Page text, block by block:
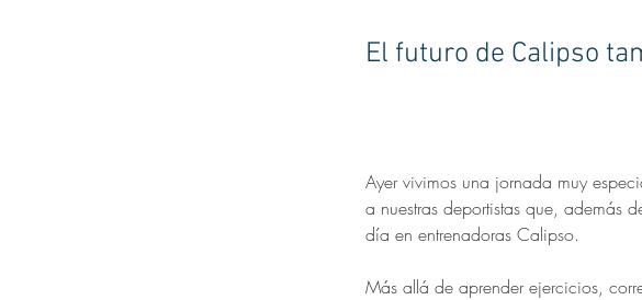
El futuro de Calipso
Ayer vivimos una jornada muy
a nuestras deportistas que, además
día en entrenadoras Calipso.
Más allá de aprender ejercicios,